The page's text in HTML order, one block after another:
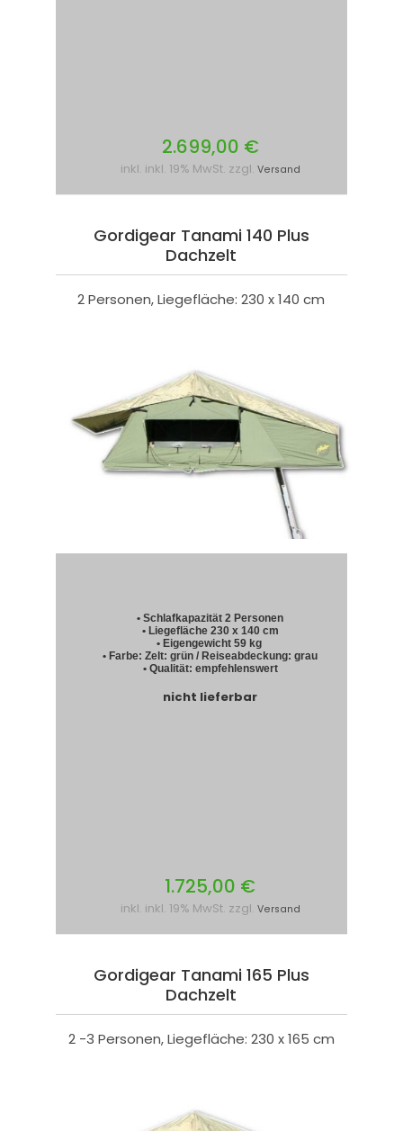
2.699,00 €
inkl. inkl. 19% MwSt. zzgl. Versand
Gordigear Tanami 140 Plus
Dachzelt
2 Personen, Liegefläche: 230 x 140 cm
• Schlafkapazität 2 Personen
• Liegefläche 230 x 140 cm
• Eigengewicht 59 kg
• Farbe: Zelt: grün / Reiseabdeckung: grau
• Qualität: empfehlenswert
nicht lieferbar
1.725,00 €
inkl. inkl. 19% MwSt. zzgl. Versand
Gordigear Tanami 165 Plus
Dachzelt
2 -3 Personen, Liegefläche: 230 x 165 cm